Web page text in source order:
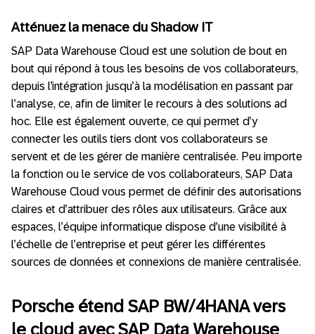
Atténuez la menace du Shadow IT
SAP Data Warehouse Cloud est une solution de bout en
bout qui répond à tous les besoins de vos collaborateurs,
depuis l’intégration jusqu’à la modélisation en passant par
l’analyse, ce, afin de limiter le recours à des solutions ad
hoc. Elle est également ouverte, ce qui permet d’y
connecter les outils tiers dont vos collaborateurs se
servent et de les gérer de manière centralisée. Peu importe
la fonction ou le service de vos collaborateurs, SAP Data
Warehouse Cloud vous permet de définir des autorisations
claires et d’attribuer des rôles aux utilisateurs. Grâce aux
espaces, l’équipe informatique dispose d’une visibilité à
l’échelle de l’entreprise et peut gérer les différentes
sources de données et connexions de manière centralisée.
Porsche étend SAP BW/4HANA vers
le cloud avec SAP Data Warehouse